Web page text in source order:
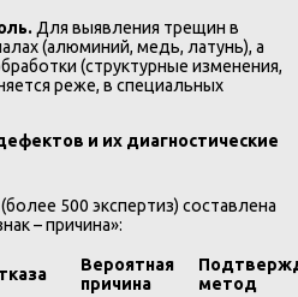
Для выявления трещин в
(алюминий, медь, латунь), а
(структурные изменения,
реже, в специальных
и их диагностические
500 экспертиз) составлена
– причина»:
Вероятная
причина
метод